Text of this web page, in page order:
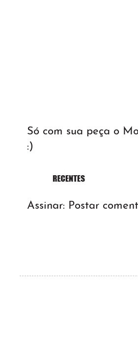
Só com sua peça o
:)
Assinar: Postar